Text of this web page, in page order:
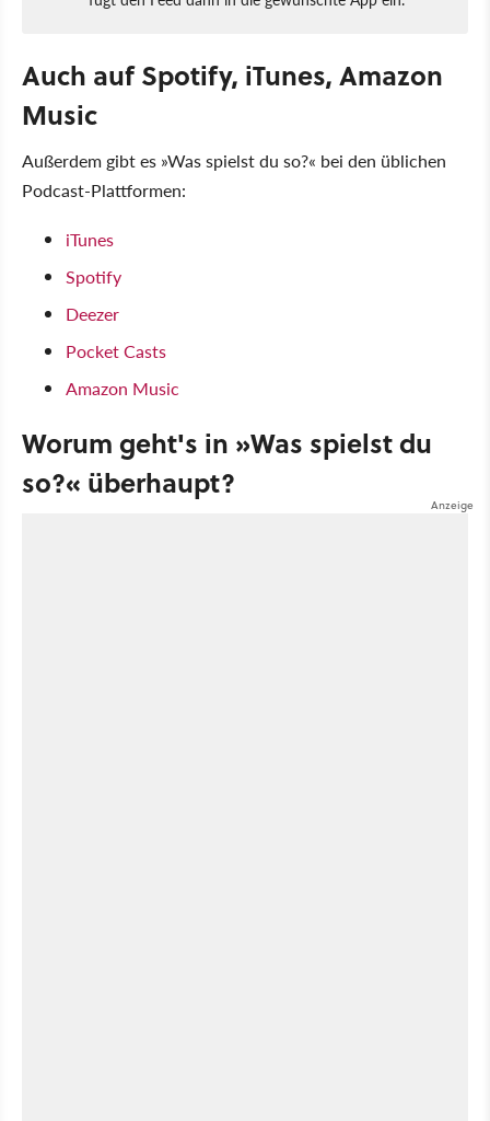
Auch auf Spotify, iTunes, Amazon
Music
Außerdem gibt es »Was spielst du so?« bei den üblichen
Podcast-Plattformen:
iTunes
Spotify
Deezer
Pocket Casts
Amazon Music
Worum geht's in »Was spielst du
so?« überhaupt?